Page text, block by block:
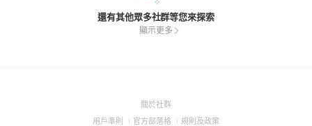
還有其他眾多社群等您來探索
顯示更多
關於社群(Open
用戶準則 (Open
官方部落格 (Open
規則及政策(Open